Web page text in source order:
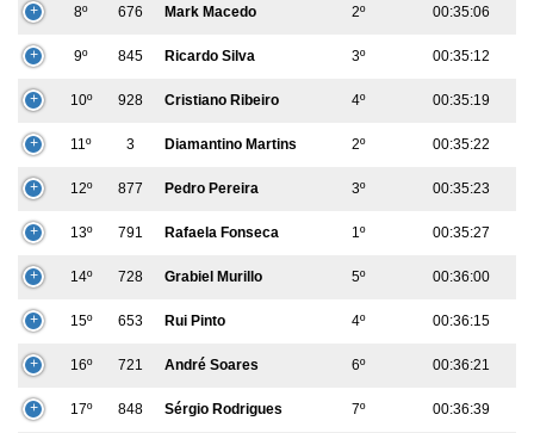
8º 676 Mark Macedo 2º 00:35:06
9º 845 Ricardo Silva 3º 00:35:12
10º 928 Cristiano Ribeiro 4º 00:35:19
11º 3 Diamantino Martins 2º 00:35:22
12º 877 Pedro Pereira 3º 00:35:23
13º 791 Rafaela Fonseca 1º 00:35:27
14º 728 Grabiel Murillo 5º 00:36:00
15º 653 Rui Pinto 4º 00:36:15
16º 721 André Soares 6º 00:36:21
17º 848 Sérgio Rodrigues 7º 00:36:39